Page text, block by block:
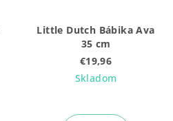
Little Dutch Bábika Ava
35 cm
€19,96
Skladom